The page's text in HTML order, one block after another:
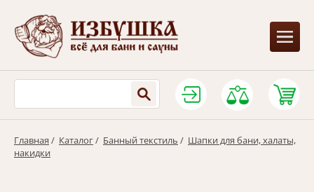
Главная / Каталог/ Банный текстиль / Шапки для бани, халаты,
накидки